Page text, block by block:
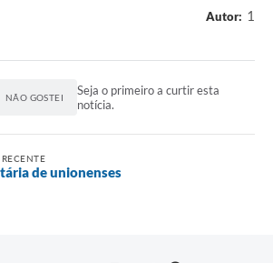
Autor: 1
NÃO GOSTEI
Seja o primeiro a curtir esta
notícia.
de unionenses